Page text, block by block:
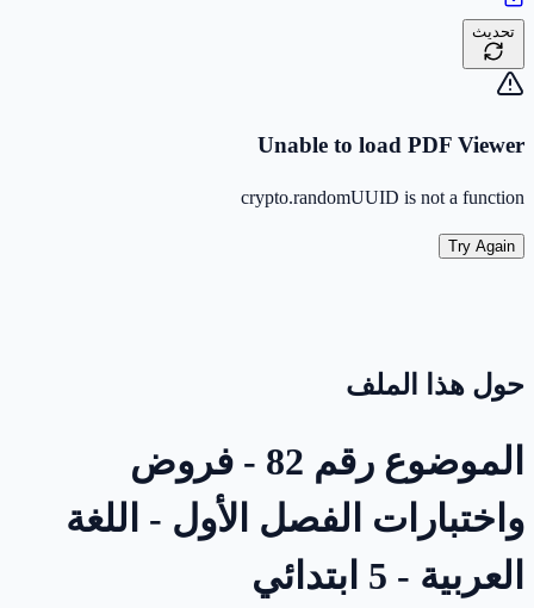
تحديث
Unable to load PDF Viewer
crypto.randomUUID is not a function
Try Again
حول هذا الملف
الموضوع رقم 82 - فروض
واختبارات الفصل الأول - اللغة
العربية - 5 ابتدائي